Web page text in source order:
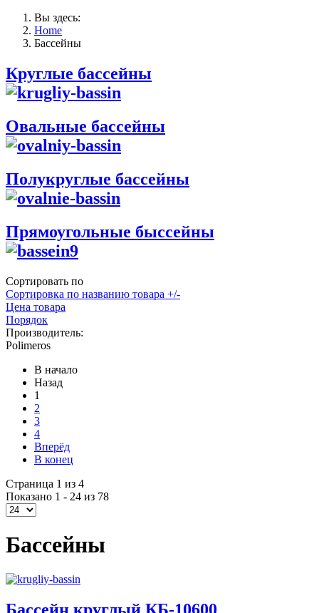
Вы здесь:
Home
Бассейны
Круглые бассейны
Овальные бассейны
Полукруглые бассейны
Прямоугольные быссейны
Сортировать по
Сортировка по названию товара +/-
Цена товара
Порядок
Производитель:
Polimeros
В начало
Назад
1
2
3
4
Вперёд
В конец
Страница 1 из 4
Показано 1 - 24 из 78
Бассейны